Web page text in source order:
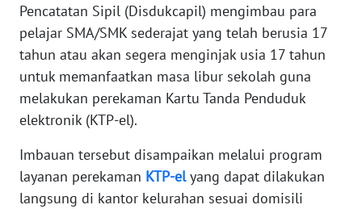
Pencatatan Sipil (Disdukcapil) mengimbau para
pelajar SMA/SMK sederajat yang telah berusia 17
tahun atau akan segera menginjak usia 17 tahun
untuk memanfaatkan masa libur sekolah guna
melakukan perekaman Kartu Tanda Penduduk
elektronik (KTP-el).
Imbauan tersebut disampaikan melalui program
layanan perekaman KTP-elyang dapat dilakukan
langsung di kantor kelurahan sesuai domisili
REDAKSI
KARIR
DISCLAIMER
Wahana
News
Regional